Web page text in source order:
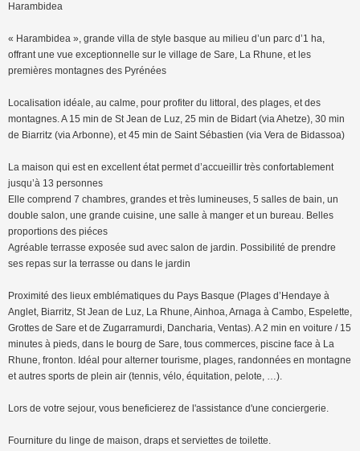
Harambidea
« Harambidea », grande villa de style basque au milieu d’un parc d’1 ha,
offrant une vue exceptionnelle sur le village de Sare, La Rhune, et les
premières montagnes des Pyrénées
Localisation idéale, au calme, pour profiter du littoral, des plages, et des
montagnes. A 15 min de St Jean de Luz, 25 min de Bidart (via Ahetze), 30 min
de Biarritz (via Arbonne), et 45 min de Saint Sébastien (via Vera de Bidassoa)
La maison qui est en excellent état permet d’accueillir très confortablement
jusqu’à 13 personnes
Elle comprend 7 chambres, grandes et très lumineuses, 5 salles de bain, un
double salon, une grande cuisine, une salle à manger et un bureau. Belles
proportions des piéces
Agréable terrasse exposée sud avec salon de jardin. Possibilité de prendre
ses repas sur la terrasse ou dans le jardin
Proximité des lieux emblématiques du Pays Basque (Plages d’Hendaye à
Anglet, Biarritz, St Jean de Luz, La Rhune, Ainhoa, Arnaga à Cambo, Espelette,
Grottes de Sare et de Zugarramurdi, Dancharia, Ventas). A 2 min en voiture / 15
minutes à pieds, dans le bourg de Sare, tous commerces, piscine face à La
Rhune, fronton. Idéal pour alterner tourisme, plages, randonnées en montagne
et autres sports de plein air (tennis, vélo, équitation, pelote, …).
Lors de votre sejour, vous beneficierez de l'assistance d'une conciergerie.
Fourniture du linge de maison, draps et serviettes de toilette.